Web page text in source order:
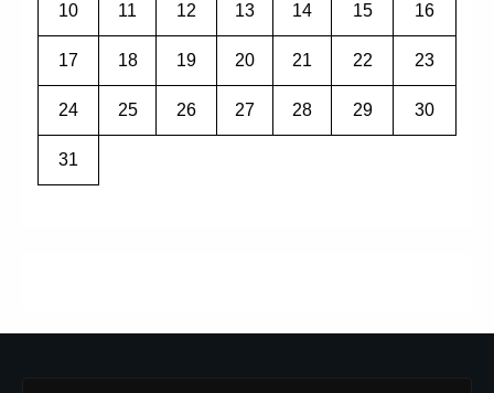
10 11 12 13 14 15 16
17 18 19 20 21 22 23
24 25 26 27 28 29 30
31